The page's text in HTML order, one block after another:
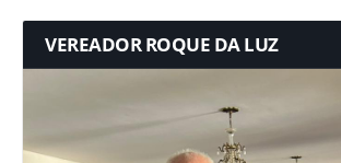
VEREADOR ROQUE DA LUZ